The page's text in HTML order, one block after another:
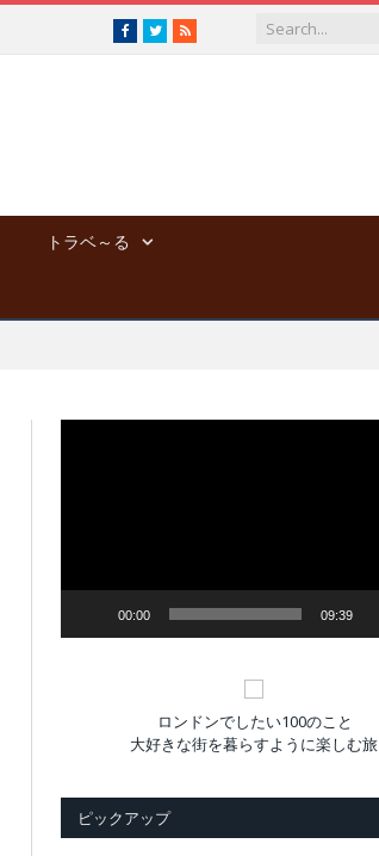
Facebook
TwitterRSS
トラベ～る
00:00 09:39
ロンドンでしたい100のこと
大好きな街を暮らすように楽しむ旅
ピックアップ